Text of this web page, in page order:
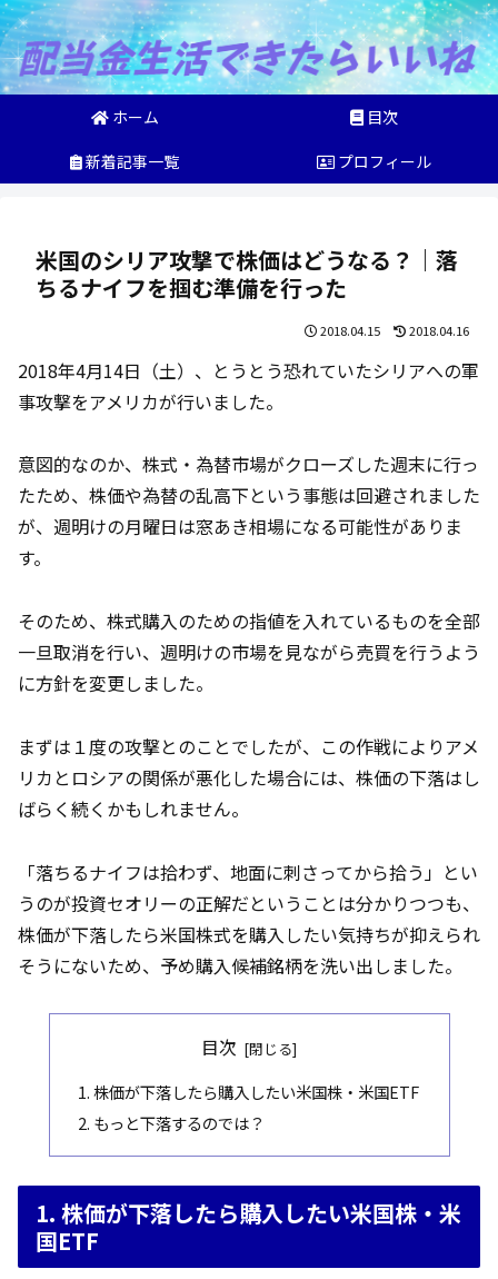
ホーム
目次
新着記事一覧
プロフィール
米国のシリア攻撃で株価はどうなる？｜落
ちるナイフを掴む準備を行った
2018.04.15 2018.04.16
2018年4月14日（土）、とうとう恐れていたシリアへの軍
事攻撃をアメリカが行いました。
意図的なのか、株式・為替市場がクローズした週末に行っ
たため、株価や為替の乱高下という事態は回避されました
が、週明けの月曜日は窓あき相場になる可能性がありま
す。
そのため、株式購入のための指値を入れているものを全部
一旦取消を行い、週明けの市場を見ながら売買を行うよう
に方針を変更しました。
まずは１度の攻撃とのことでしたが、この作戦によりアメ
リカとロシアの関係が悪化した場合には、株価の下落はし
ばらく続くかもしれません。
「落ちるナイフは拾わず、地面に刺さってから拾う」とい
うのが投資セオリーの正解だということは分かりつつも、
株価が下落したら米国株式を購入したい気持ちが抑えられ
そうにないため、予め購入候補銘柄を洗い出しました。
目次
1. 株価が下落したら購入したい米国株・米国ETF
2. もっと下落するのでは？
1. 株価が下落したら購入したい米国株・米
国ETF